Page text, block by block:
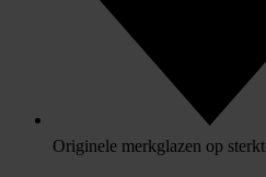
Originele merkglazen op